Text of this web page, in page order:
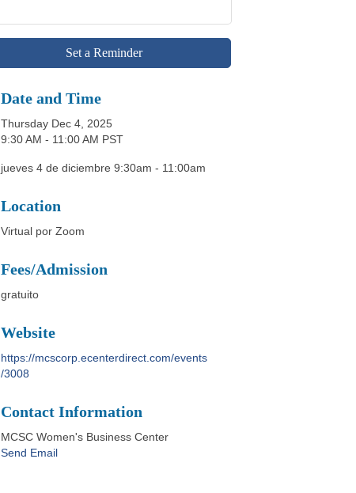
Set a Reminder
Date and Time
Thursday Dec 4, 2025
9:30 AM - 11:00 AM PST
jueves 4 de diciembre 9:30am - 11:00am
Location
Virtual por Zoom
Fees/Admission
gratuito
Website
https://mcscorp.ecenterdirect.com/events
/3008
Contact Information
MCSC Women's Business Center
Send Email